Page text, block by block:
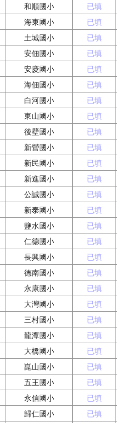
和順國小 已填
海東國小 已填
土城國小 已填
安佃國小 已填
安慶國小 已填
海佃國小 已填
白河國小 已填
東山國小 已填
後壁國小 已填
新營國小 已填
新民國小 已填
新進國小 已填
公誠國小 已填
新泰國小 已填
鹽水國小 已填
仁德國小 已填
長興國小 已填
德南國小 已填
永康國小 已填
大灣國小 已填
三村國小 已填
龍潭國小 已填
大橋國小 已填
崑山國小 已填
五王國小 已填
永信國小 已填
歸仁國小 已填